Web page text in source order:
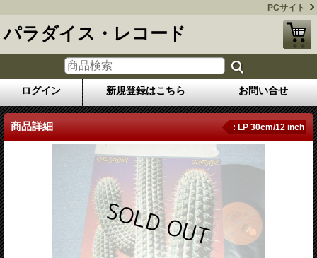
PCサイト
パラダイス・レコード
ログイン 新規登録はこちら お問い合せ
商品詳細 : LP 30cm/12 inch